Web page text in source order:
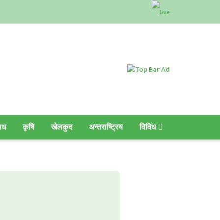
कृषि खेलकुद अन्तराष्ट्रिय विविध